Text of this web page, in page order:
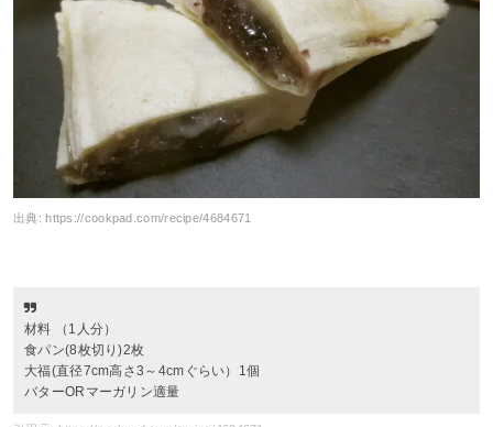
出典:https://cookpad.com/recipe/4684671
材料 （1人分）
食パン(8枚切り)2枚
大福(直径7cm高さ3～4cmぐらい）1個
バターORマーガリン適量